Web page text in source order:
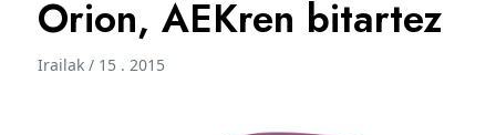
Orion, AEKren bitartez
Irailak / 15 . 2015